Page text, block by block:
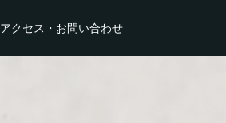
アクセス・お問い合わせ